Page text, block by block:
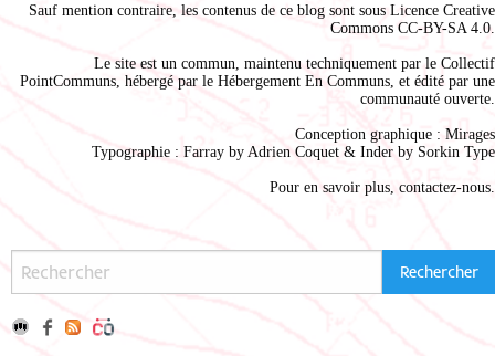
Sauf mention contraire, les contenus de ce blog sont sous Licence Creative
Commons CC-BY-SA 4.0
Le site est un commun, maintenu techniquement par le Collectif
PointCommuns , hébergé par le Hébergement En Communs , et édité par une
communauté ouverte.
Conception graphique : Mirages
Typographie : Farray by Adrien Coquet & Inder by Sorkin Type
Pour en savoir plus, contactez-nous